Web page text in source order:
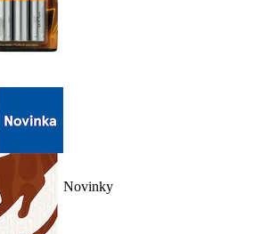
Novinky